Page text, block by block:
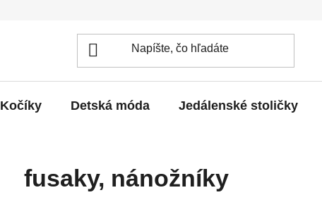
Kočíky Detská móda Jedálenské stoličky
fusaky, nánožníky